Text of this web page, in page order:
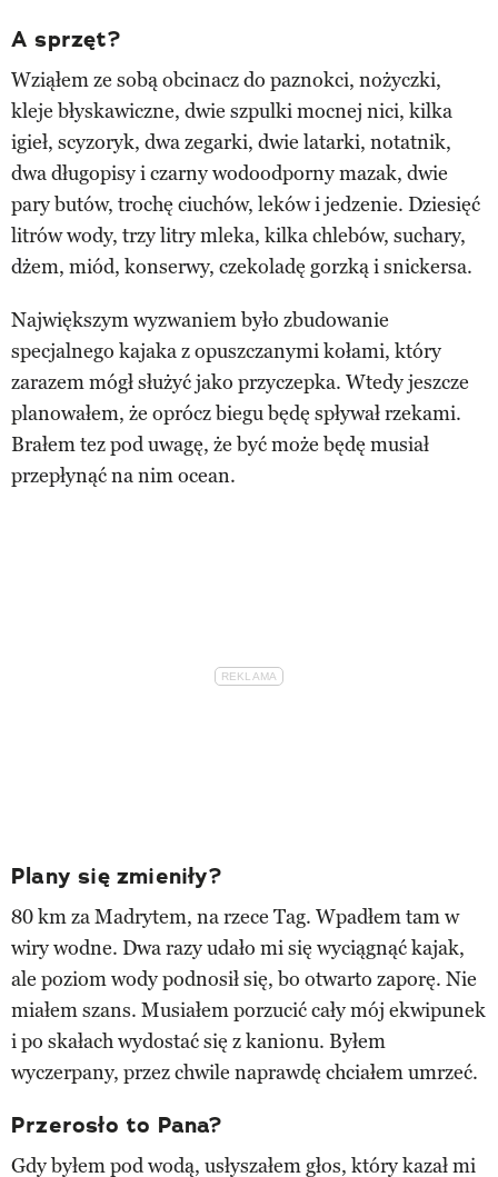
A sprzęt?
Wziąłem ze sobą obcinacz do paznokci, nożyczki,
kleje błyskawiczne, dwie szpulki mocnej nici, kilka
igieł, scyzoryk, dwa zegarki, dwie latarki, notatnik,
dwa długopisy i czarny wodoodporny mazak, dwie
pary butów, trochę ciuchów, leków i jedzenie. Dziesięć
litrów wody, trzy litry mleka, kilka chlebów, suchary,
dżem, miód, konserwy, czekoladę gorzką i snickersa.
Największym wyzwaniem było zbudowanie
specjalnego kajaka z opuszczanymi kołami, który
zarazem mógł służyć jako przyczepka. Wtedy jeszcze
planowałem, że oprócz biegu będę spływał rzekami.
Brałem tez pod uwagę, że być może będę musiał
przepłynąć na nim ocean.
Plany się zmieniły?
80 km za Madrytem, na rzece Tag. Wpadłem tam w
wiry wodne. Dwa razy udało mi się wyciągnąć kajak,
ale poziom wody podnosił się, bo otwarto zaporę. Nie
miałem szans. Musiałem porzucić cały mój ekwipunek
i po skałach wydostać się z kanionu. Byłem
wyczerpany, przez chwile naprawdę chciałem umrzeć.
Przerosło to Pana?
Gdy byłem pod wodą, usłyszałem głos, który kazał mi